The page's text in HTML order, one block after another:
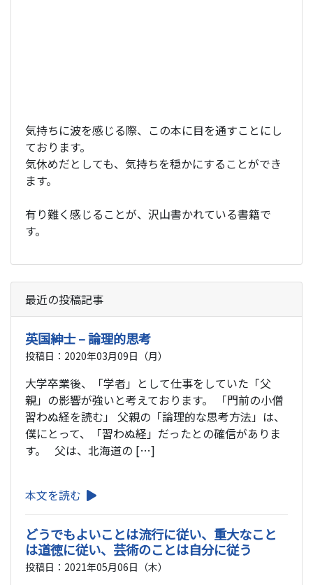
気持ちに波を感じる際、この本に目を通すことにし
ております。
気休めだとしても、気持ちを穏かにすることができ
ます。
有り難く感じることが、沢山書かれている書籍で
す。
最近の投稿記事
英国紳士 – 論理的思考
投稿日：2020年03月09日（月）
大学卒業後、「学者」として仕事をしていた「父
親」の影響が強いと考えております。 「門前の小僧
習わぬ経を読む」 父親の「論理的な思考方法」は、
僕にとって、「習わぬ経」だったとの確信がありま
す。 父は、北海道の […]
本文を読む
どうでもよいことは流行に従い、重大なこと
は道徳に従い、芸術のことは自分に従う
投稿日：2021年05月06日（木）